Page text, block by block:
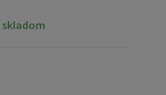
skladom